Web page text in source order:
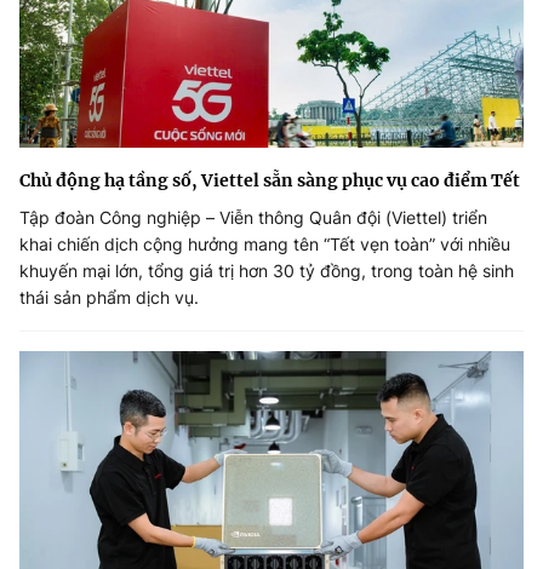
Chủ động hạ tầng số, Viettel sẵn sàng phục vụ cao điểm Tết
Tập đoàn Công nghiệp – Viễn thông Quân đội (Viettel) triển
khai chiến dịch cộng hưởng mang tên “Tết vẹn toàn” với nhiều
khuyến mại lớn, tổng giá trị hơn 30 tỷ đồng, trong toàn hệ sinh
thái sản phẩm dịch vụ.